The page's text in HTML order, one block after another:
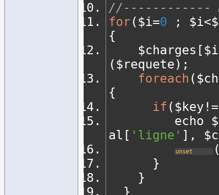
//------------
for ( $i=0 ; $i<
{
		$charges
[ $i
( $requete);
foreach (
{
if ( $key !=
al [ 'ligne' ],
unset
}
}
}